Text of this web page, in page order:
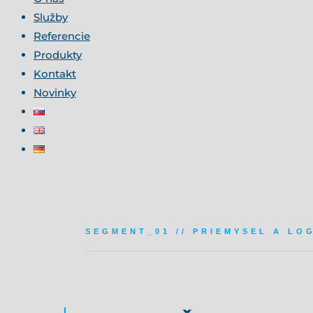
Služby
Referencie
Produkty
Kontakt
Novinky
SEGMENT_01 // PRIEMYSEL A